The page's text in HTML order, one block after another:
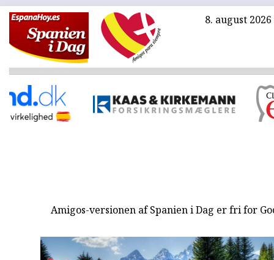
8. august 2026
Amigos-versionen af Spanien i Dag er fri for